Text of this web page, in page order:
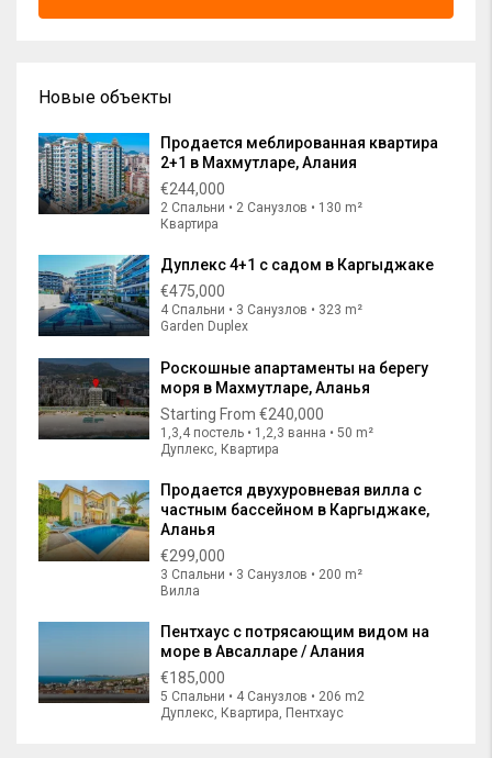
Новые объекты
Продается меблированная квартира
2+1 в Махмутларе, Алания
€244,000
2 Спальни • 2 Санузлов • 130 m²
Квартира
Дуплекс 4+1 с садом в Каргыджаке
€475,000
4 Спальни • 3 Санузлов • 323 m²
Garden Duplex
Роскошные апартаменты на берегу
моря в Махмутларе, Аланья
Starting From €240,000
1,3,4 постель • 1,2,3 ванна • 50 m²
Дуплекс, Квартира
Продается двухуровневая вилла с
частным бассейном в Каргыджаке,
Аланья
€299,000
3 Спальни • 3 Санузлов • 200 m²
Вилла
Пентхаус с потрясающим видом на
море в Авсалларе / Алания
€185,000
5 Спальни • 4 Санузлов • 206 m2
Дуплекс, Квартира, Пентхаус